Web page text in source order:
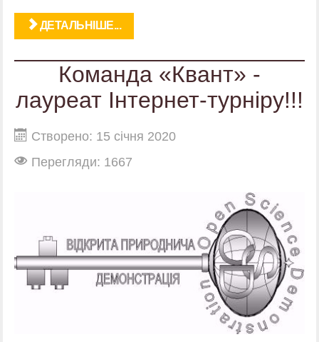
ДЕТАЛЬНІШЕ...
Команда «Квант» -
лауреат Інтернет-турніру!!!
Створено: 15 січня 2020
Перегляди: 1667